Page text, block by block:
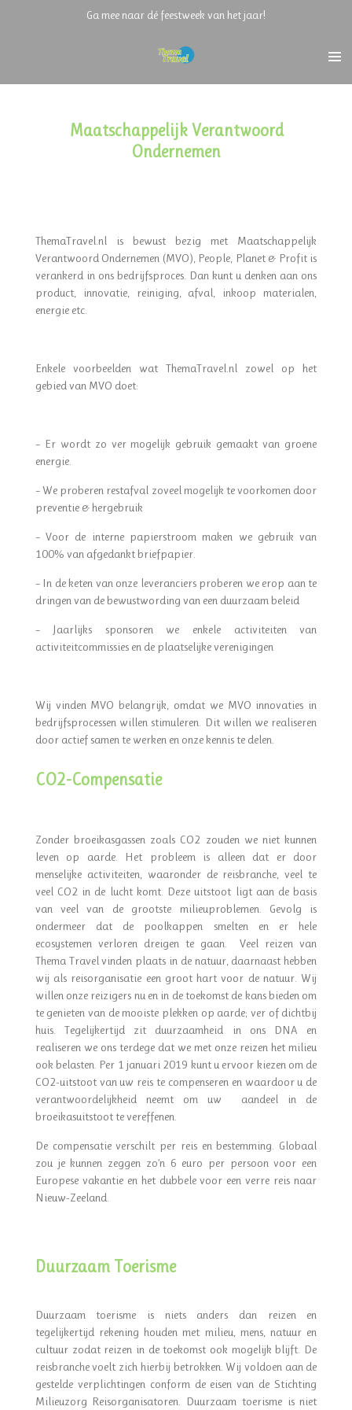
hoofdinhoud
Ga mee naar dé feestweek van het jaar!
Maatschappelijk Verantwoord
Ondernemen
ThemaTravel.nl is bewust bezig met Maatschappelijk
Verantwoord Ondernemen (MVO), People, Planet & Profit is
verankerd in ons bedrijfsproces. Dan kunt u denken aan ons
product, innovatie, reiniging, afval, inkoop materialen,
energie etc.
Enkele voorbeelden wat ThemaTravel.nl zowel op het
gebied van MVO doet:
– Er wordt zo ver mogelijk gebruik gemaakt van groene
energie.
– We proberen restafval zoveel mogelijk te voorkomen door
preventie & hergebruik
– Voor de interne papierstroom maken we gebruik van
100% van afgedankt briefpapier.
– In de keten van onze leveranciers proberen we erop aan te
dringen van de bewustwording van een duurzaam beleid
– Jaarlijks sponsoren we enkele activiteiten van
activiteitcommissies en de plaatselijke verenigingen
Wij vinden MVO belangrijk, omdat we MVO innovaties in
bedrijfsprocessen willen stimuleren. Dit willen we realiseren
door actief samen te werken en onze kennis te delen.
CO2-Compensatie
Zonder broeikasgassen zoals CO2 zouden we niet kunnen
leven op aarde. Het probleem is alleen dat er door
menselijke activiteiten, waaronder de reisbranche, veel te
veel CO2 in de lucht komt. Deze uitstoot ligt aan de basis
van veel van de grootste milieuproblemen. Gevolg is
ondermeer dat de poolkappen smelten en er hele
ecosystemen verloren dreigen te gaan.Veel reizen van
Thema Travel vinden plaats in de natuur, daarnaast hebben
wij als reisorganisatie een groot hart voor de natuur. Wij
willen onze reizigers nu en in de toekomst de kans bieden om
te genieten van de mooiste plekken op aarde; ver of dichtbij
huis. Tegelijkertijd zit duurzaamheid in ons DNA en
realiseren we ons terdege dat we met onze reizen het milieu
ook belasten. Per 1 januari 2019 kunt u ervoor kiezen om de
CO2-uitstoot van uw reis te compenseren en waardoor u de
verantwoordelijkheid neemt om uw aandeel in de
broeikasuitstoot te vereffenen.
De compensatie verschilt per reis en bestemming. Globaal
zou je kunnen zeggen zo’n 6 euro per persoon voor een
Europese vakantie en het dubbele voor een verre reis naar
Nieuw-Zeeland.
Duurzaam Toerisme
Duurzaam toerisme is niets anders dan reizen en
tegelijkertijd rekening houden met milieu, mens, natuur en
cultuur zodat reizen in de toekomst ook mogelijk blijft. De
reisbranche voelt zich hierbij betrokken. Wij voldoen aan de
gestelde verplichtingen conform de eisen van de Stichting
Milieuzorg Reisorganisatoren. Duurzaam toerisme is niet